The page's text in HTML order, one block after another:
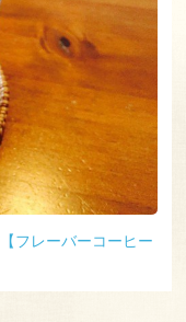
フレーバーコーヒー